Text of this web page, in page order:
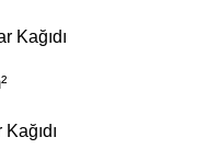
Kağıdı